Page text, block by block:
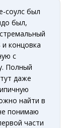
соулс был
был,
и концовка
с
Полный
даже
найти в
понимаю
части